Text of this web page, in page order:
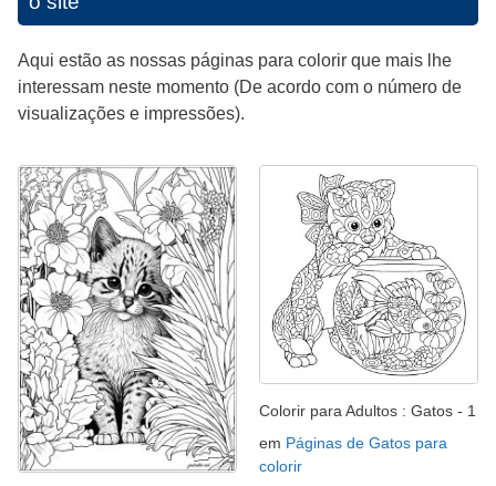
Aqui estão as nossas páginas para colorir que mais lhe
interessam neste momento (De acordo com o número de
visualizações e impressões).
Colorir para Adultos : Gatos - 1
em Páginas de Gatos para
colorir